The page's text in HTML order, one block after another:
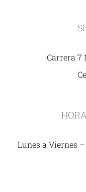
Carrera 7
Lunes a Viernes –